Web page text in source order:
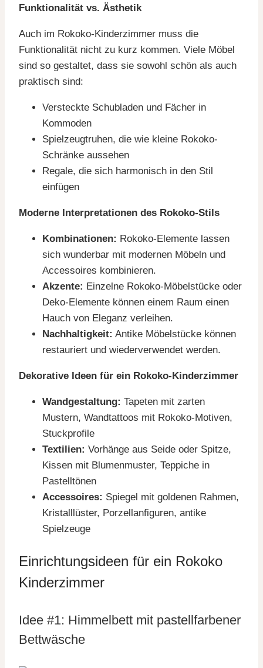
Funktionalität vs. Ästhetik
Auch im Rokoko-Kinderzimmer muss die
Funktionalität nicht zu kurz kommen. Viele Möbel
sind so gestaltet, dass sie sowohl schön als auch
praktisch sind:
Versteckte Schubladen und Fächer in
Kommoden
Spielzeugtruhen, die wie kleine Rokoko-
Schränke aussehen
Regale, die sich harmonisch in den Stil
einfügen
Moderne Interpretationen des Rokoko-Stils
Kombinationen: Rokoko-Elemente lassen
sich wunderbar mit modernen Möbeln und
Accessoires kombinieren.
Akzente: Einzelne Rokoko-Möbelstücke oder
Deko-Elemente können einem Raum einen
Hauch von Eleganz verleihen.
Nachhaltigkeit: Antike Möbelstücke können
restauriert und wiederverwendet werden.
Dekorative Ideen für ein Rokoko-Kinderzimmer
Wandgestaltung: Tapeten mit zarten
Mustern, Wandtattoos mit Rokoko-Motiven,
Stuckprofile
Textilien: Vorhänge aus Seide oder Spitze,
Kissen mit Blumenmuster, Teppiche in
Pastelltönen
Accessoires: Spiegel mit goldenen Rahmen,
Kristalllüster, Porzellanfiguren, antike
Spielzeuge
Einrichtungsideen für ein Rokoko
Kinderzimmer
Idee #1: Himmelbett mit pastellfarbener
Bettwäsche